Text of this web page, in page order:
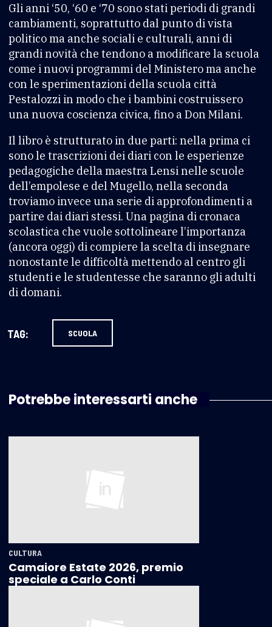
Gli anni ‘50, ‘60 e ‘70 sono stati periodi di grandi
cambiamenti, soprattutto dal punto di vista
politico ma anche sociali e culturali, anni di
grandi novità che tendono a modificare la scuola
come i nuovi programmi del Ministero ma anche
con le sperimentazioni della scuola città
Pestalozzi in modo che i bambini costruissero
una nuova coscienza civica, fino a Don Milani.
Il libro è strutturato in due parti: nella prima ci
sono le trascrizioni dei diari con le esperienze
pedagogiche della maestra Lensi nelle scuole
dell’empolese e del Mugello, nella seconda
troviamo invece una serie di approfondimenti a
partire dai diari stessi. Una pagina di cronaca
scolastica che vuole sottolineare l’importanza
(ancora oggi) di compiere la scelta di insegnare
nonostante le difficoltà mettendo al centro gli
studenti e le studentesse che saranno gli adulti
di domani.
TAG: SCUOLA
Potrebbe interessarti anche
CULTURA
Camaiore Estate 2026, premio
speciale a Carlo Conti